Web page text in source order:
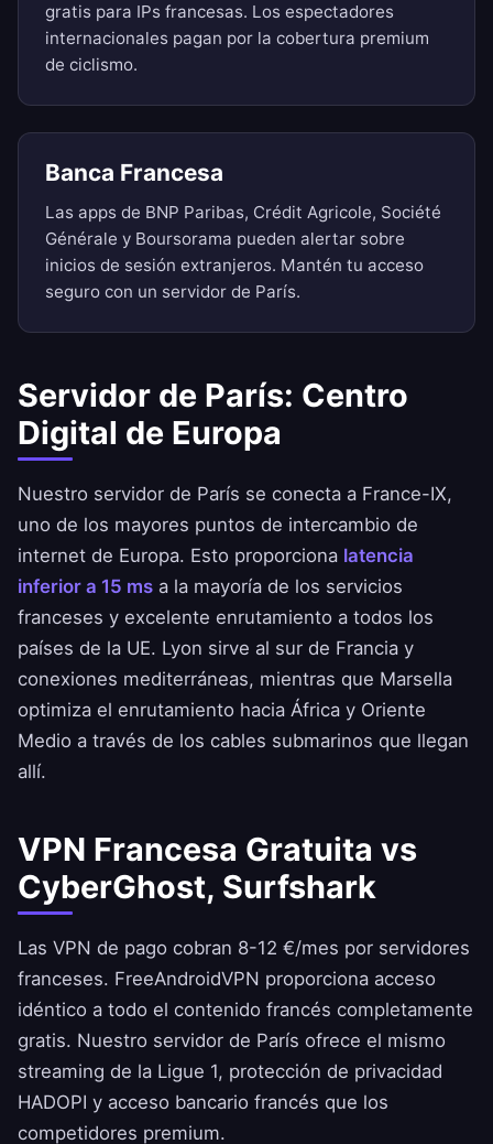
gratis para IPs francesas. Los espectadores
internacionales pagan por la cobertura premium
de ciclismo.
Banca Francesa
Las apps de BNP Paribas, Crédit Agricole, Société
Générale y Boursorama pueden alertar sobre
inicios de sesión extranjeros. Mantén tu acceso
seguro con un servidor de París.
Servidor de París: Centro
Digital de Europa
Nuestro servidor de París se conecta a France-IX,
uno de los mayores puntos de intercambio de
internet de Europa. Esto proporciona latencia
inferior a 15 ms a la mayoría de los servicios
franceses y excelente enrutamiento a todos los
países de la UE. Lyon sirve al sur de Francia y
conexiones mediterráneas, mientras que Marsella
optimiza el enrutamiento hacia África y Oriente
Medio a través de los cables submarinos que llegan
allí.
VPN Francesa Gratuita vs
CyberGhost, Surfshark
Las VPN de pago cobran 8-12 €/mes por servidores
franceses. FreeAndroidVPN proporciona acceso
idéntico a todo el contenido francés completamente
gratis. Nuestro servidor de París ofrece el mismo
streaming de la Ligue 1, protección de privacidad
HADOPI y acceso bancario francés que los
competidores premium.